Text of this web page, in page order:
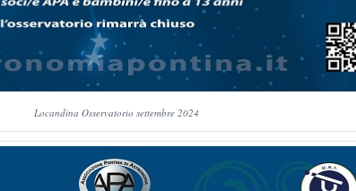
Locandina Osservatorio settembre 2024